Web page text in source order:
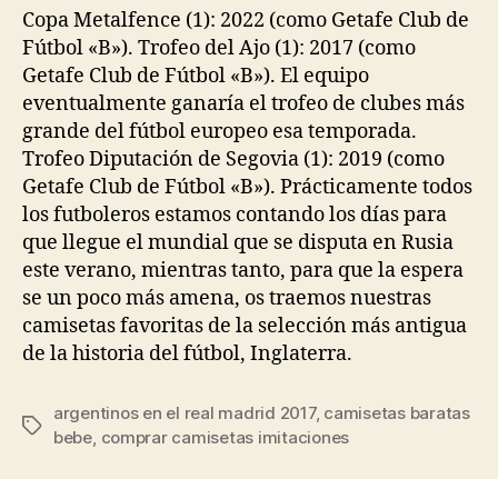
entrada
entrada
Copa Metalfence (1): 2022 (como Getafe Club de
Fútbol «B»). Trofeo del Ajo (1): 2017 (como
Getafe Club de Fútbol «B»). El equipo
eventualmente ganaría el trofeo de clubes más
grande del fútbol europeo esa temporada.
Trofeo Diputación de Segovia (1): 2019 (como
Getafe Club de Fútbol «B»). Prácticamente todos
los futboleros estamos contando los días para
que llegue el mundial que se disputa en Rusia
este verano, mientras tanto, para que la espera
se un poco más amena, os traemos nuestras
camisetas favoritas de la selección más antigua
de la historia del fútbol, Inglaterra.
Etiquetas
argentinos en el real madrid 2017, camisetas baratas
bebe comprar camisetas imitaciones